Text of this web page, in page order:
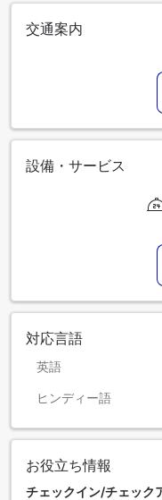
交通案内
設備・サービス
対応言語
英語
ヒンディー語
お役立ち情報
チェックイン/チェック